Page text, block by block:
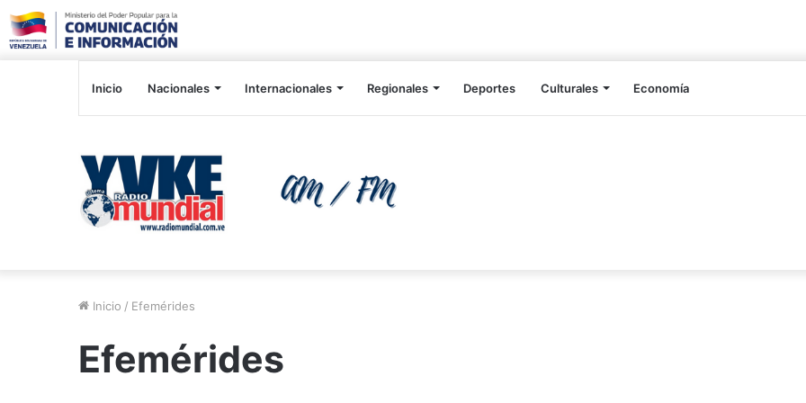
Inicio Nacionales Internacionales Regionales Deportes Culturales Economía
Inicio / Efemérides
Efemérides